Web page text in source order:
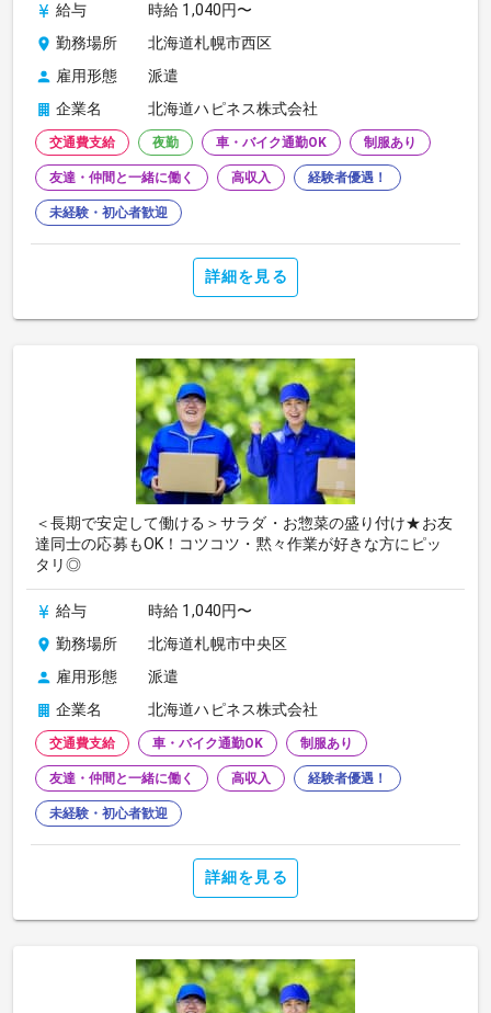
給与
時給 1,040円〜
勤務場所
北海道札幌市西区
雇用形態
派遣
企業名
北海道ハピネス株式会社
交通費支給 夜勤 車・バイク通勤OK 制服あり
友達・仲間と一緒に働く 高収入 経験者優遇！
未経験・初心者歓迎
詳細を見る
＜長期で安定して働ける＞サラダ・お惣菜の盛り付け★お友
達同士の応募もOK！コツコツ・黙々作業が好きな方にピッ
タリ◎
給与
時給 1,040円〜
勤務場所
北海道札幌市中央区
雇用形態
派遣
企業名
北海道ハピネス株式会社
交通費支給 車・バイク通勤OK 制服あり
友達・仲間と一緒に働く 高収入 経験者優遇！
未経験・初心者歓迎
詳細を見る